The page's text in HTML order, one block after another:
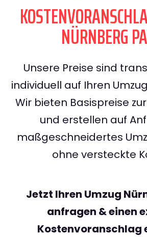
NÜRNBERG
Unsere Preise sind
individuell auf Ihren
Wir bieten Basispreise
und erstellen auf
maßgeschneidertes
ohne versteckte
Jetzt Ihren Umzug
anfragen & einen
Kostenvoranschlag